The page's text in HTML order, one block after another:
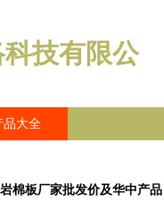
技有限公
品大全
棉板厂家批发价及华中产品